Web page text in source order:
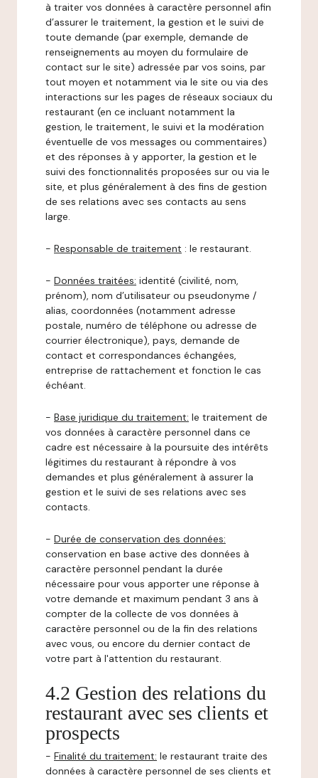
à traiter vos données à caractère personnel afin
d’assurer le traitement, la gestion et le suivi de
toute demande (par exemple, demande de
renseignements au moyen du formulaire de
contact sur le site) adressée par vos soins, par
tout moyen et notamment via le site ou via des
interactions sur les pages de réseaux sociaux du
restaurant (en ce incluant notamment la
gestion, le traitement, le suivi et la modération
éventuelle de vos messages ou commentaires)
et des réponses à y apporter, la gestion et le
suivi des fonctionnalités proposées sur ou via le
site, et plus généralement à des fins de gestion
de ses relations avec ses contacts au sens
large.
- Responsable de traitement : le restaurant.
- Données traitées: identité (civilité, nom,
prénom), nom d’utilisateur ou pseudonyme /
alias, coordonnées (notamment adresse
postale, numéro de téléphone ou adresse de
courrier électronique), pays, demande de
contact et correspondances échangées,
entreprise de rattachement et fonction le cas
échéant.
- Base juridique du traitement: le traitement de
vos données à caractère personnel dans ce
cadre est nécessaire à la poursuite des intérêts
légitimes du restaurant à répondre à vos
demandes et plus généralement à assurer la
gestion et le suivi de ses relations avec ses
contacts.
- Durée de conservation des données:
conservation en base active des données à
caractère personnel pendant la durée
nécessaire pour vous apporter une réponse à
votre demande et maximum pendant 3 ans à
compter de la collecte de vos données à
caractère personnel ou de la fin des relations
avec vous, ou encore du dernier contact de
votre part à l'attention du restaurant.
4.2 Gestion des relations du
restaurant avec ses clients et
prospects
- Finalité du traitement: le restaurant traite des
données à caractère personnel de ses clients et